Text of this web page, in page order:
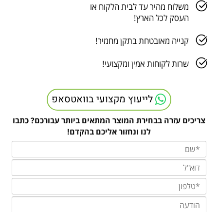
משלוח מהיר עד לבית הלקוח או
העסק לכל הארץ!
קנייה מאובטחת בתקן מחמיר!
שרות לקוחות אמין ומקצועי!
לייעוץ מקצועי בוואטסאפ
צריכים עזרה בבחירת המוצר המתאים ביותר עבורכם? כתבו
לנו ונחזור אליכם בהקדם!